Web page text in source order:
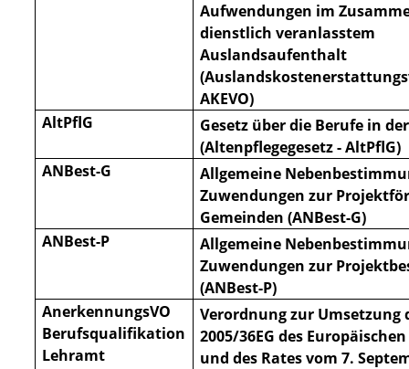
Aufwendungen im
dienstlich veranlasstem
Auslandsaufenthalt
AKEVO)
AltPflG
Gesetz über die Berufe in
(Altenpflegegesetz - AltPflG)
ANBest-G
Allgemeine
Zuwendungen zur
Gemeinden (ANBest-G)
ANBest-P
Allgemeine
Zuwendungen zur
(ANBest-P)
AnerkennungsVO
Berufsqualifikation
Lehramt
Verordnung zur Umsetzung
2005/36EG des
und des Rates vom7.